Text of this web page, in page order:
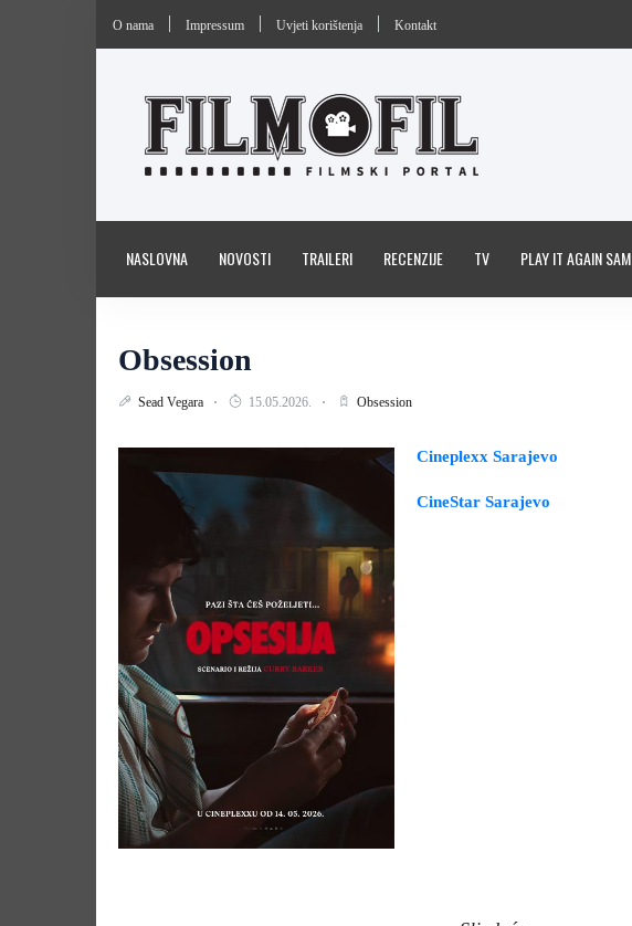
O nama Impressum Uvjeti korištenja Kontakt
NASLOVNA NOVOSTI TRAILERI RECENZIJE TV PLAY IT AGAIN SAM
Obsession
Sead Vegara 15.05.2026. Obsession
Cineplexx Sarajevo
CineStar Sarajevo